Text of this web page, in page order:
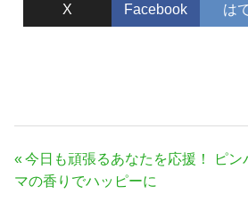
X Facebook は
投
稿
前
の
今日も頑張るあなたを応援！ ピン
マの香りでハッピーに